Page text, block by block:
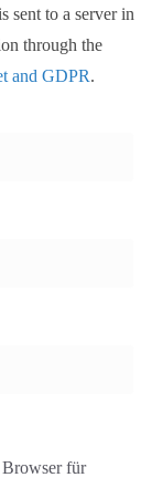
sent to a server in
through the
and GDPR.
Browser für